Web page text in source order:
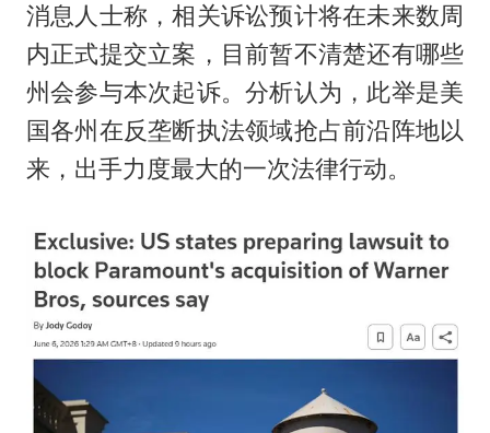
消息人士称，相关诉讼预计将在未来数周
内正式提交立案，目前暂不清楚还有哪些
州会参与本次起诉。分析认为，此举是美
国各州在反垄断执法领域抢占前沿阵地以
来，出手力度最大的一次法律行动。